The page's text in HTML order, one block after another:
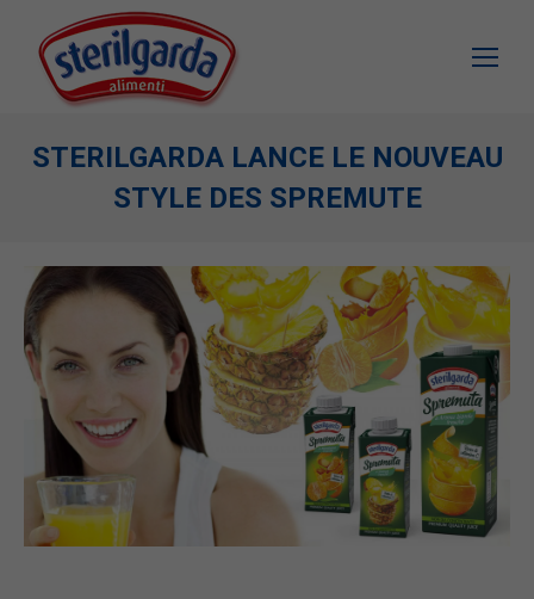
STERILGARDA LANCE LE NOUVEAU
STYLE DES SPREMUTE